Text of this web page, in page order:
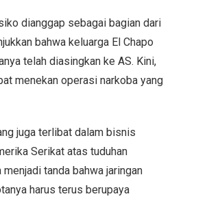
dianggap sebagai bagian dari
bahwa keluarga El Chapo
telah diasingkan ke AS. Kini,
menekan operasi narkoba yang
juga terlibat dalam bisnis
Serikat atas tuduhan
tanda bahwa jaringan
harus terus berupaya